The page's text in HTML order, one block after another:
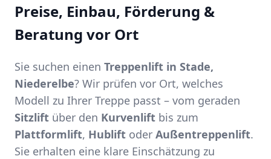
Preise, Einbau, Förderung &
Beratung vor Ort
Sie suchen einen Treppenlift in Stade,
Niederelbe? Wir prüfen vor Ort, welches
Modell zu Ihrer Treppe passt – vom geraden
Sitzlift über den Kurvenlift bis zum
Plattformlift, Hublift oder Außentreppenlift.
Sie erhalten eine klare Einschätzung zu